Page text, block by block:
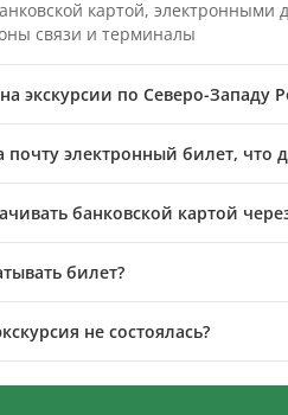
картой, электронными
связи и терминалы
экскурсии по Северо-Западу
электронный билет, что
банковской картой
билет?
не состоялась?